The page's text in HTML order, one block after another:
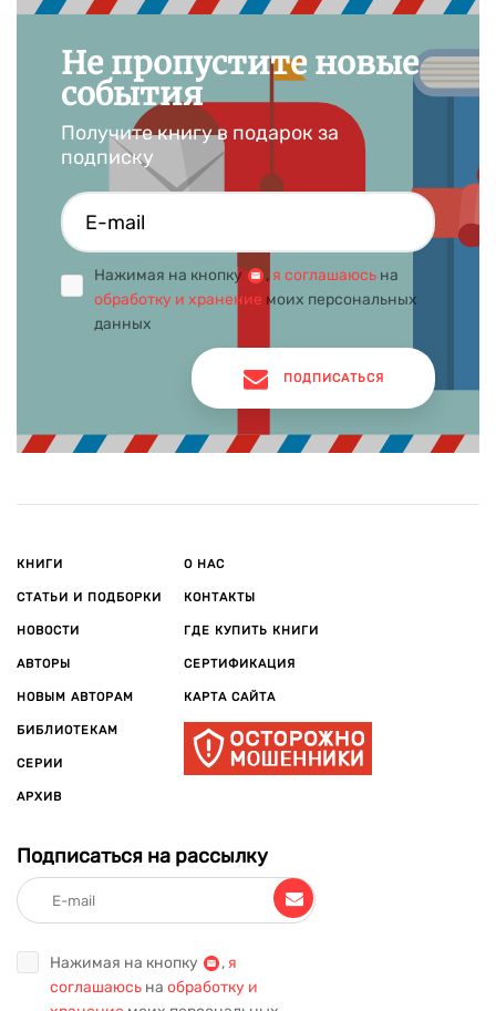
Не пропустите новые
события
Получите книгу в подарок за
подписку
Нажимая на кнопку , я соглашаюсь на
обработку и хранение моих персональных
данных
ПОДПИСАТЬСЯ
КНИГИ
СТАТЬИ И ПОДБОРКИ
НОВОСТИ
АВТОРЫ
НОВЫМ АВТОРАМ
БИБЛИОТЕКАМ
СЕРИИ
АРХИВ
О НАС
КОНТАКТЫ
ГДЕ КУПИТЬ КНИГИ
СЕРТИФИКАЦИЯ
КАРТА САЙТА
Подписаться на рассылку
Нажимая на кнопку , я
соглашаюсь на обработку и